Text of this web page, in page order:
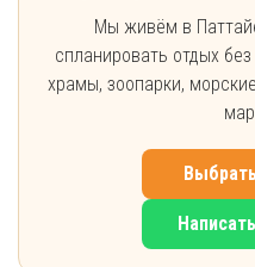
Мы живём в
спланировать отдых
храмы, зоопарки,